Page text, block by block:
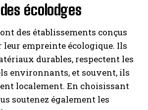
écolodges
des établissements conçus
empreinte écologique. Ils
durables, respectent les
environnants, et souvent, ils
localement. En choisissant
soutenez également les